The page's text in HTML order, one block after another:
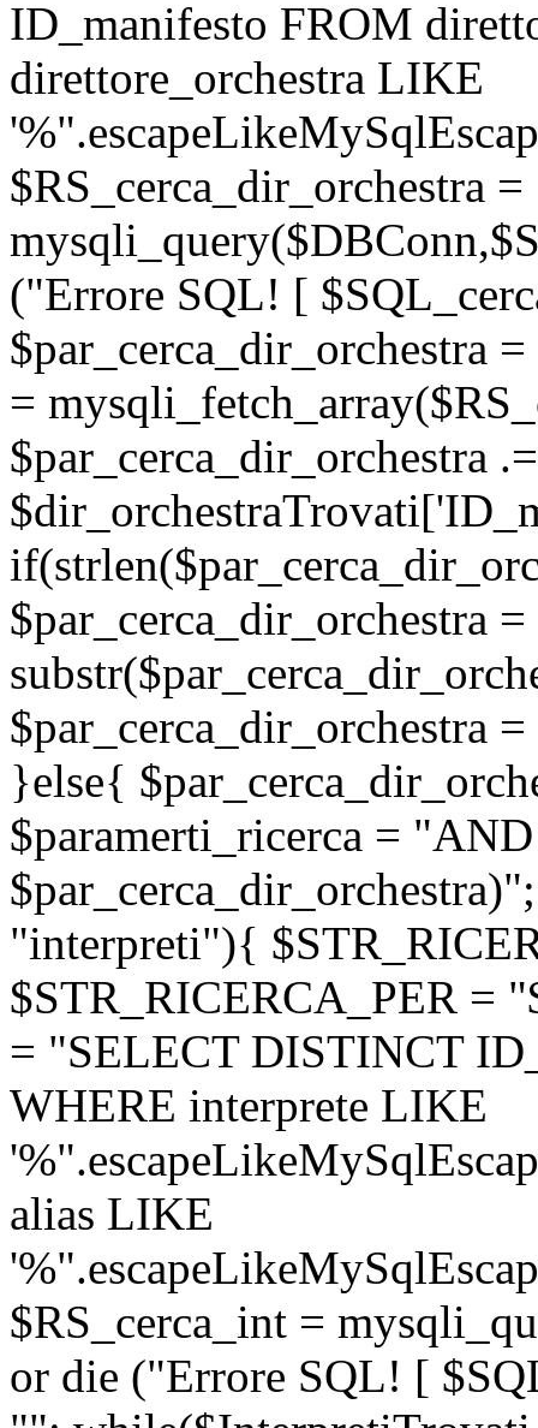
ID_manifesto FROM
direttore_orchestra LIKE
$RS_cerca_dir_orchestra =
("Errore SQL! [
$par_cerca_dir_orchestra
=
$par_cerca_dir_orchestra .=
$par_cerca_dir_orchestra =
$par_cerca_dir_orchestra
}else{
$paramerti_ricerca =
"interpreti"){
$STR_RICERCA_PER = "
= "SELECT DISTINCT
WHERE interprete LIKE
alias LIKE
$RS_cerca_int =
or die ("Errore SQL! [